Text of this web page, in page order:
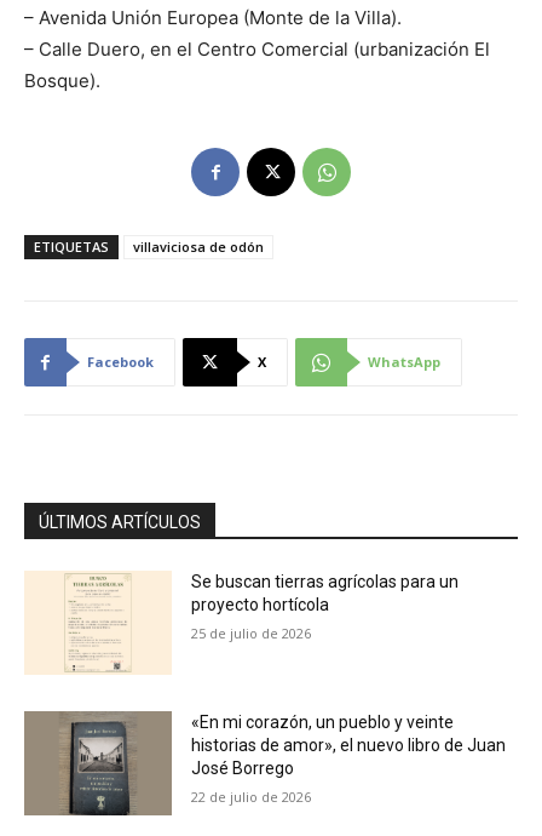
– Avenida Unión Europea (Monte de la Villa).
– Calle Duero, en el Centro Comercial (urbanización El
Bosque).
ETIQUETAS villaviciosa de odón
Facebook X WhatsApp
ÚLTIMOS ARTÍCULOS
Se buscan tierras agrícolas para un
proyecto hortícola
25 de julio de 2026
«En mi corazón, un pueblo y veinte
historias de amor», el nuevo libro de Juan
José Borrego
22 de julio de 2026